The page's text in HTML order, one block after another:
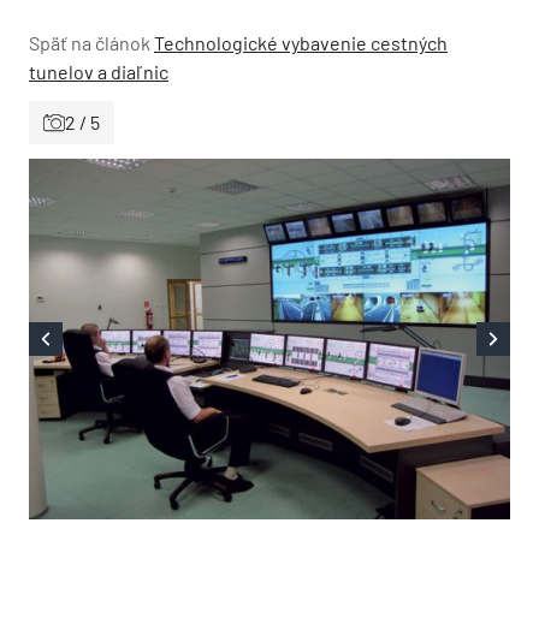
Späť na článok Technologické vybavenie cestných
tunelov a diaľnic
2 / 5